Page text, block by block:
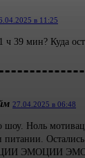
в 11:25
39 мин? Куда
27.04.2025 в 06:48
шоу. Ноль
питании.
ЭМОЦИИ